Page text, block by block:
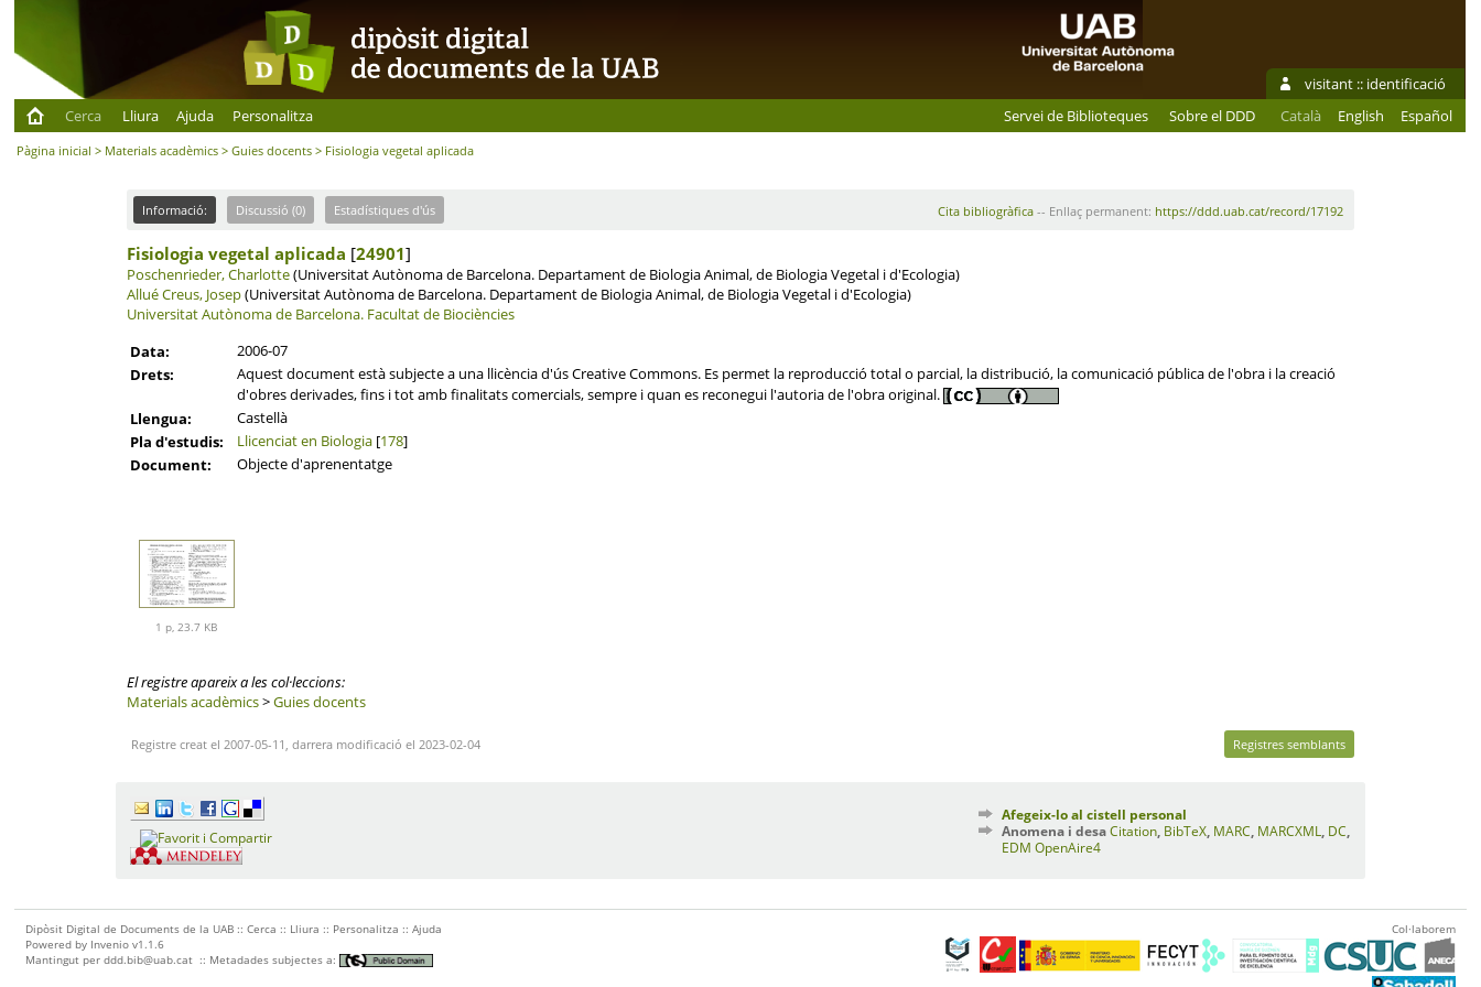
visitant :: identificació
Cerca
Lliura Ajuda Personalitza Servei de Biblioteques Sobre el DDD Català English Español
Pàgina inicial > Materials acadèmics >Guies docents > Fisiologia vegetal aplicada
Informació: Discussió (0) Estadístiques d'ús Cita bibliogràfica-- Enllaç permanent: https://ddd.uab.cat/record/17192
Fisiologia vegetal aplicada [24901]
Poschenrieder, Charlotte(Universitat Autònoma de Barcelona. Departament de Biologia Animal, de Biologia Vegetal i d'Ecologia)
Allué Creus, Josep(Universitat Autònoma de Barcelona. Departament de Biologia Animal, de Biologia Vegetal i d'Ecologia)
Universitat Autònoma de Barcelona. Facultat de Biociències
Data:
2006-07
Drets:
Aquest document està subjecte a una llicència d'ús Creative Commons. Es permet la reproducció total o parcial, la distribució, la comunicació pública de l'obra i la creació
d'obres derivades, fins i tot amb finalitats comercials, sempre i quan es reconegui l'autoria de l'obra original.
Llengua:
Castellà
Pla d'estudis:
Llicenciat en Biologia[178]
Document:
Objecte d'aprenentatge
1 p, 23.7 KB
El registre apareix a les col·leccions:
Materials acadèmics>Guies docents
Registre creat el 2007-05-11, darrera modificació el 2023-02-04 Registres semblants
Afegeix-lo al cistell personal
Anomena i desaCitation BibTeX MARC MARCXML DC
EDM OpenAire4
Dipòsit Digital de Documents de la UAB ::Cerca :: Lliura :: Personalitza ::Ajuda
Powered by Invenio v1.1.6
Mantingut perddd.bib@uab.cat :: Metadades subjectes a:
Col·laborem